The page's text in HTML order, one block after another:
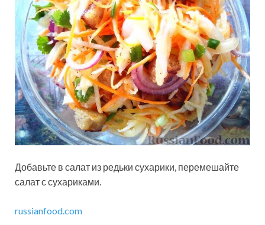
Добавьте в салат из редьки сухарики, перемешайте
салат с сухариками.
russianfood.com